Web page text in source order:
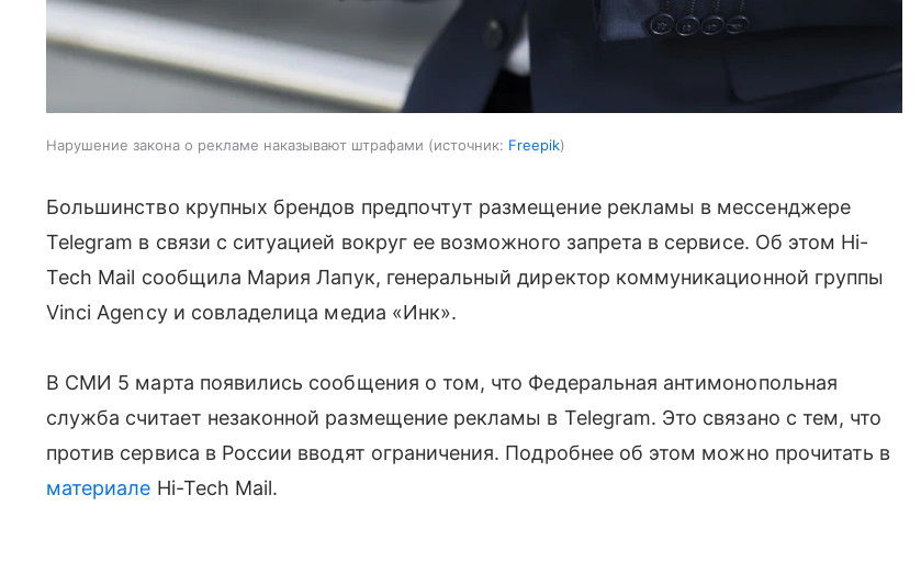
Нарушение закона о рекламе наказывают штрафами источник: Freepik
Большинство крупных брендов предпочтут размещение рекламы в мессенджере
Telegram в связи с ситуацией вокруг ее возможного запрета в сервисе. Об этом Hi-
Tech Mail сообщила Мария Лапук, генеральный директор коммуникационной группы
Vinci Agency и совладелица медиа «Инк».
В СМИ 5 марта появились сообщения о том, что Федеральная антимонопольная
служба считает незаконной размещение рекламы в Telegram. Это связано с тем, что
против сервиса в России вводят ограничения. Подробнее об этом можно прочитать в
материале Hi-Tech Mail.